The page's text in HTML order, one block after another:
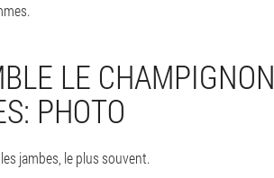
LE CHAMPIGNON
PHOTO
jambes, le plus souvent.